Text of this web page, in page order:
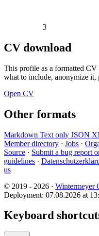
3
CV download
This profile as a formatted
what to include, anonymize it,
Open CV
Other formats
Markdown Text only JSON
Member directory · Jobs ·
Source · Submit a bug report
guidelines ·
us
© 2019 - 2026 · Wintermeyer
Deployment: 07.08.2026 at
Keyboard